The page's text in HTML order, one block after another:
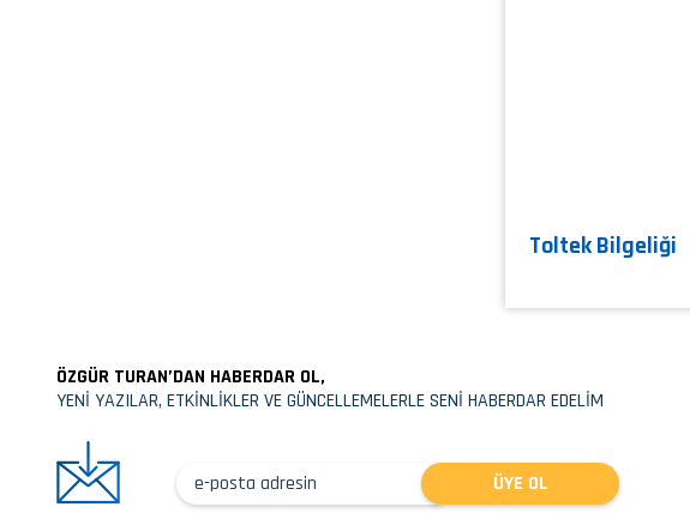
Toltek Bilgeliği
ÖZGÜR TURAN’DAN HABERDAR OL,
YENİ YAZILAR, ETKİNLİKLER VE GÜNCELLEMELERLE SENİ HABERDAR EDELİM